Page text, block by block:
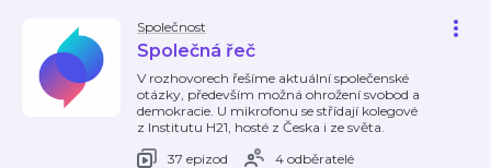
Společnost
Společná řeč
V rozhovorech řešíme aktuální společenské
otázky, především možná ohrožení svobod a
demokracie. U mikrofonu se střídají kolegové
z Institutu H21, hosté z Česka i ze světa.
37 epizod
4 odběratelé